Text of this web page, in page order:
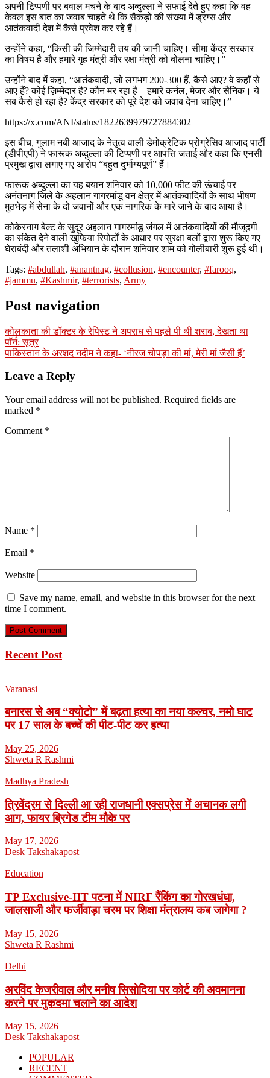
अपनी टिप्पणी पर बवाल मचने के बाद अब्दुल्ला ने सफाई देते हुए कहा कि वह
केवल इस बात का जवाब चाहते थे कि सैकड़ों की संख्या में ड्रग्स और
आतंकवादी देश में कैसे प्रवेश कर रहे हैं।
उन्होंने कहा, “किसी की जिम्मेदारी तय की जानी चाहिए। सीमा केंद्र सरकार
का विषय है और हमारे गृह मंत्री और रक्षा मंत्री को बोलना चाहिए।”
उन्होंने बाद में कहा, “आतंकवादी, जो लगभग 200-300 हैं, कैसे आए? वे कहाँ से
आए हैं? कोई ज़िम्मेदार है? कौन मर रहा है – हमारे कर्नल, मेजर और सैनिक। ये
सब कैसे हो रहा है? केंद्र सरकार को पूरे देश को जवाब देना चाहिए।”
https://x.com/ANI/status/1822639979727884302
इस बीच, गुलाम नबी आजाद के नेतृत्व वाली डेमोक्रेटिक प्रोग्रेसिव आजाद पार्टी
(डीपीएपी) ने फारूक अब्दुल्ला की टिप्पणी पर आपत्ति जताई और कहा कि एनसी
प्रमुख द्वारा लगाए गए आरोप “बहुत दुर्भाग्यपूर्ण” हैं।
फारूक अब्दुल्ला का यह बयान शनिवार को 10,000 फीट की ऊंचाई पर
अनंतनाग जिले के अहलान गागरमांडू वन क्षेत्र में आतंकवादियों के साथ भीषण
मुठभेड़ में सेना के दो जवानों और एक नागरिक के मारे जाने के बाद आया है।
कोकेरनाग बेल्ट के सुदूर अहलान गागरमांडू जंगल में आतंकवादियों की मौजूदगी
का संकेत देने वाली खुफिया रिपोर्टों के आधार पर सुरक्षा बलों द्वारा शुरू किए गए
घेराबंदी और तलाशी अभियान के दौरान शनिवार शाम को गोलीबारी शुरू हुई थी।
Tags: #abdullah, #anantnag, #collusion, #encounter, #farooq,
#jammu, #Kashmir, #terrorists, Army
Post navigation
कोलकाता की डॉक्टर के रेपिस्ट ने अपराध से पहले पी थी शराब, देखता था
पॉर्न: सूत्र
पाकिस्तान के अरशद नदीम ने कहा- ‘नीरज चोपड़ा की मां, मेरी मां जैसी हैं’
Leave a Reply
Your email address will not be published. Required fields are
marked *
Comment *
Name *
Email *
Website
Save my name, email, and website in this browser for the next
time I comment.
Recent Post
Varanasi
बनारस से अब “क्योटो” में बढ़ता हत्या का नया कल्चर, नमो घाट
पर 17 साल के बच्चें की पीट-पीट कर हत्या
May 25, 2026
Shweta R Rashmi
Madhya Pradesh
त्रिवेंद्रम से दिल्ली आ रही राजधानी एक्सप्रेस में अचानक लगी
आग, फायर ब्रिगेड टीम मौके पर
May 17, 2026
Desk Takshakapost
Education
TP Exclusive-IIT पटना में NIRF रैंकिंग का गोरखधंधा,
जालसाजी और फर्जीवाड़ा चरम पर शिक्षा मंत्रालय कब जागेगा ?
May 15, 2026
Shweta R Rashmi
Delhi
अरविंद केजरीवाल और मनीष सिसोदिया पर कोर्ट की अवमानना
करने पर मुकदमा चलाने का आदेश
May 15, 2026
Desk Takshakapost
POPULAR
RECENT